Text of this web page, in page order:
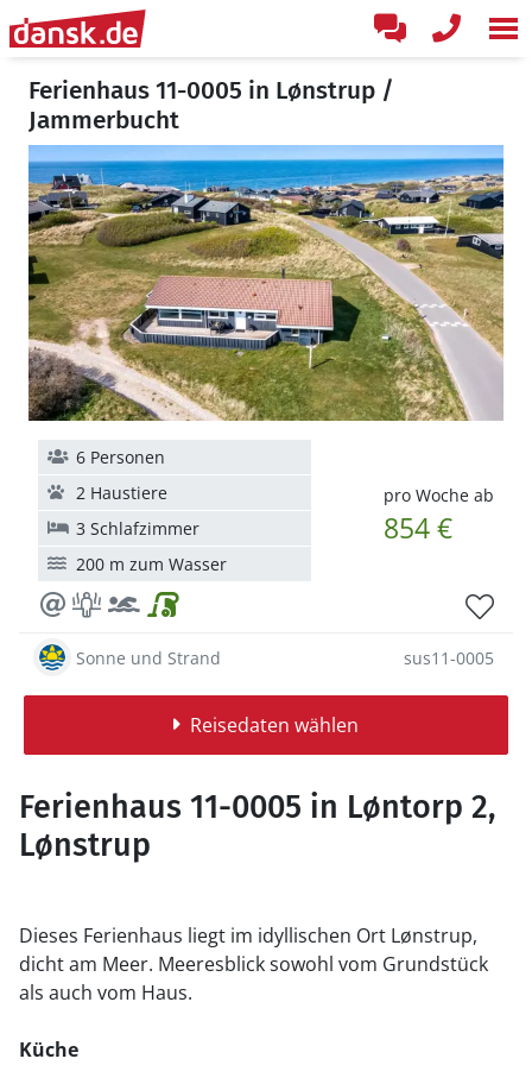
Ferienhaus 11-0005 in Lønstrup /
Jammerbucht
pro Woche ab
854 €
6 Personen
2 Haustiere
3 Schlafzimmer
200 m zum Wasser
Sonne und Strand sus11-0005
Reisedaten wählen
Ferienhaus 11-0005 in Løntorp 2,
Lønstrup
Dieses Ferienhaus liegt im idyllischen Ort Lønstrup,
dicht am Meer. Meeresblick sowohl vom Grundstück
als auch vom Haus.
Küche